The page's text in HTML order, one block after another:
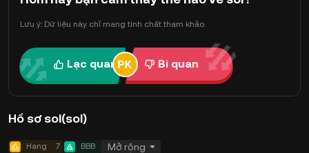
Lưu ý: Dữ liệu này chỉ mang tính chất tham khảo.
Lạc quan Bi quan
Hồ sơ sol(sol)
Hạng 7 BBB Mở rộng